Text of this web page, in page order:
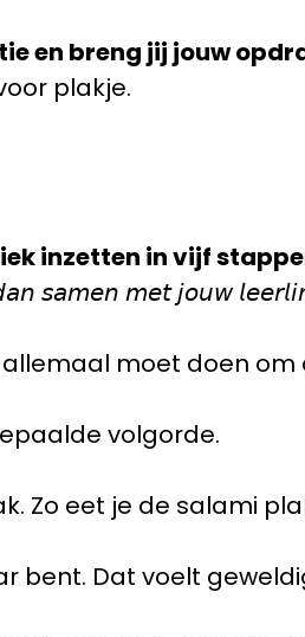
en breng jij jouw
plakje.
inzetten in vijf
𝘴𝘢𝘮𝘦𝘯 𝘮𝘦𝘵 𝘫𝘰𝘶𝘸
allemaal moet doen
volgorde.
Zo eet je de salami
bent. Dat voelt